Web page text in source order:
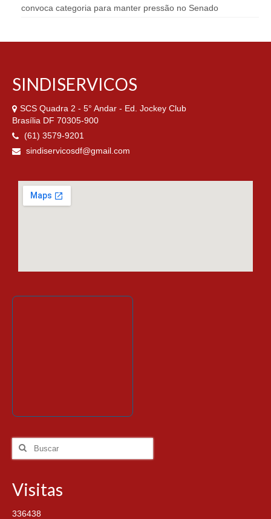
convoca categoria para manter pressão no Senado
SINDISERVICOS
SCS Quadra 2 - 5° Andar - Ed. Jockey Club
Brasília DF 70305-900
(61) 3579-9201
sindiservicosdf@gmail.com
Visitas
336438